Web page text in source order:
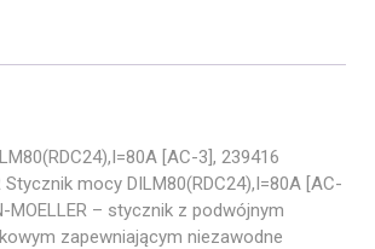
[AC-3], 239416
Stycznik mocy DILM80(RDC24),I=80A [AC-
MOELLER – stycznik z podwójnym
zapewniającym niezawodne